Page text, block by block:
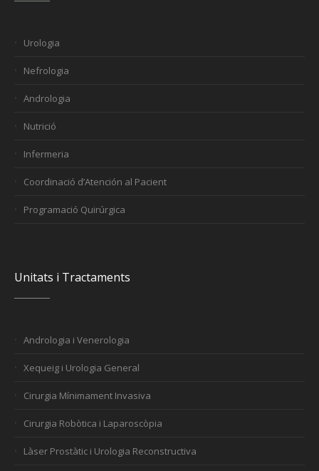
Urologia
Nefrologia
Andrologia
Nutrició
Infermeria
Coordinació d’Atención al Pacient
Programació Quirúrgica
Unitats i Tractaments
Andrologia i Venerologia
Xequeig i Urologia General
Cirurgia Mínimament Invasiva
Cirurgia Robòtica i Laparoscòpia
Làser Prostàtic i Urologia Reconstructiva